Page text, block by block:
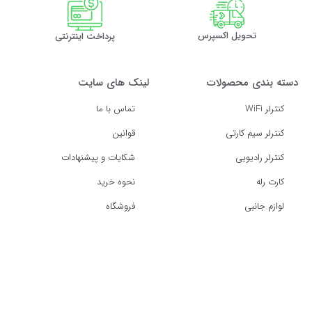
تحویل اکسپرس پرداخت اینترنتی
دسته بندی محصولات
کنترلر WiFi
کنترلر سیم کارتی
کنترلر رادیویی
کارت رله
لوازم جانبی
لینک های سایت
تماس با ما
قوانین
شکایات و پیشنهادات
نحوه خرید
فروشگاه